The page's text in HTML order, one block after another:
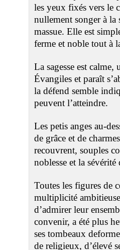
les yeux fixés vers le
nullement songer à la
massue. Elle est
ferme et noble tout à
La sagesse est
Évangiles et paraît
la défend semble
peuvent l’atteindre.
Les petis anges au-
de grâce et de
recouvrent, souples
noblesse et la sévérité
Toutes les figures de
multiplicité
d’admirer leur
convenir, a été plus
ses tombeaux
de religieux, d’élevé